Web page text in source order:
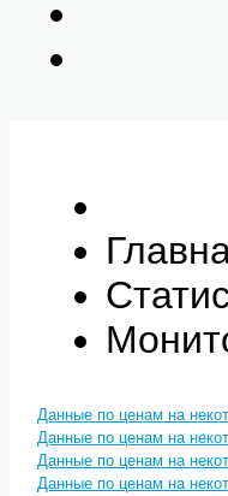
Данные по ценам на
Данные по ценам на
Данные по ценам на
Данные по ценам на